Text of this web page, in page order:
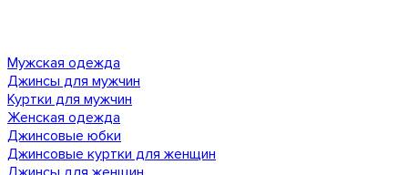
Мужская одежда
Джинсы для мужчин
Куртки для мужчин
Женская одежда
Джинсовые юбки
Джинсовые куртки для женщин